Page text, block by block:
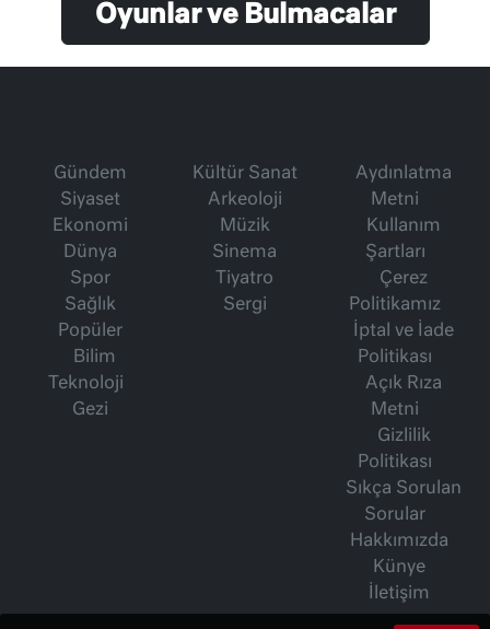
Oyunlar ve Bulmacalar
Gündem
Siyaset
Ekonomi
Dünya
Spor
Sağlık
Popüler
Bilim
Teknoloji
Gezi
Kültür Sanat
Arkeoloji
Müzik
Sinema
Tiyatro
Sergi
Aydınlatma
Metni
Kullanım
Şartları
Çerez
Politikamız
İptal ve İade
Politikası
Açık Rıza
Metni
Gizlilik
Politikası
Sıkça Sorulan
Sorular
Hakkımızda
Künye
İletişim